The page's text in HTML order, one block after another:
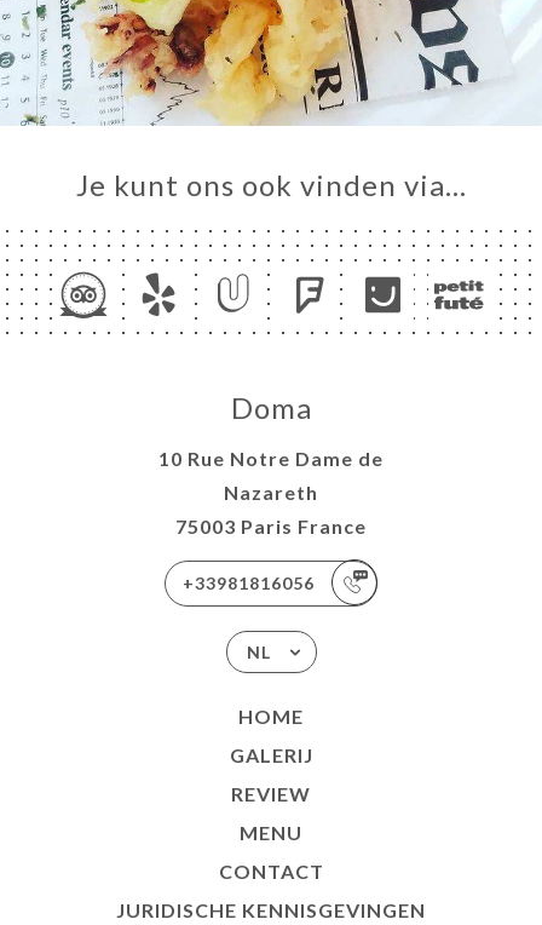
Je kunt ons ook vinden via…
Doma
10 Rue Notre Dame de
Nazareth
75003 Paris France
+33981816056
NL
HOME
GALERIJ
REVIEW
MENU
CONTACT
JURIDISCHE KENNISGEVINGEN